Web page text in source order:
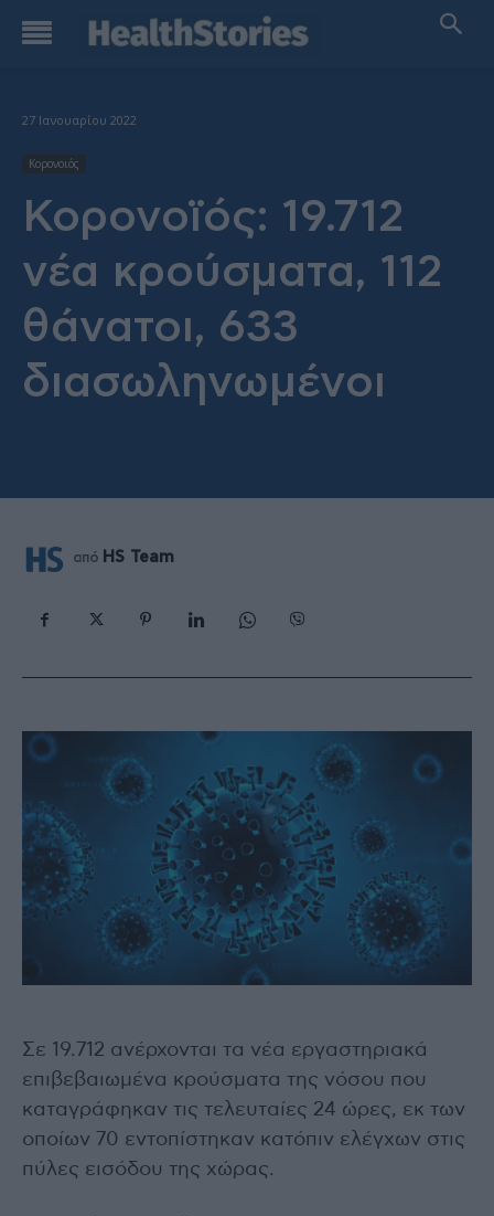
27 Ιανουαρίου 2022
Κορονοιός
Κορονοϊός: 19.712
νέα κρούσματα, 112
θάνατοι, 633
διασωληνωμένοι
από HS Team
Σε 19.712 ανέρχονται τα νέα εργαστηριακά
επιβεβαιωμένα κρούσματα της νόσου που
καταγράφηκαν τις τελευταίες 24 ώρες, εκ των
οποίων 70 εντοπίστηκαν κατόπιν ελέγχων στις
πύλες εισόδου της χώρας.